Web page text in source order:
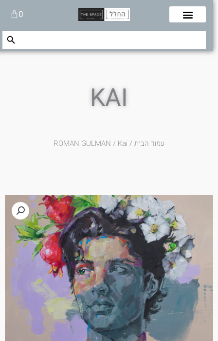
0עגלת
קניות
Search
Search Button
KAI
עמוד הבית/
ROMAN GULMAN/ Kai